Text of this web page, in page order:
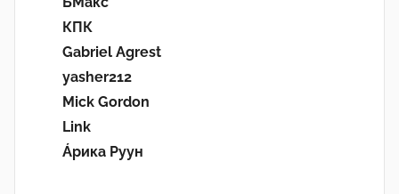
КПК
Gabriel Agrest
yasher212
Mick Gordon
Link
Áрика Руун